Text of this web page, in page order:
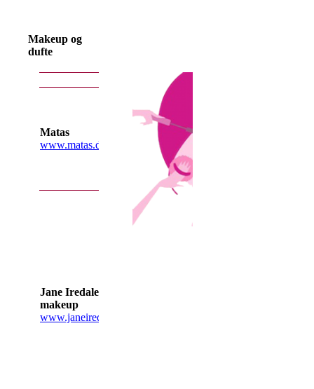
Makeup og
dufte
Matas
www.matas.dk/
Hvem kende
ikke matas,
de har
mange gode
produkter til
skønhed.
Jane Iredale
makeup
www.janeiredale.dk
Jane Iredale
Mineral
Cosmetics -